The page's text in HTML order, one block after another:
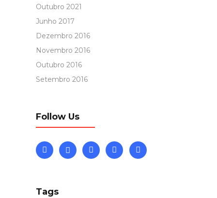
Outubro 2021
Junho 2017
Dezembro 2016
Novembro 2016
Outubro 2016
Setembro 2016
Follow Us
Tags